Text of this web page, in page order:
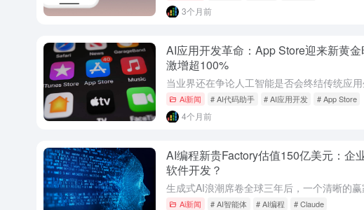
3个月前
AI应用开发革命：App Store迎来新黄
激增超100%
Ai新闻 # AI代码助手 # AI应用开发 # App Store
4个月前
AI编程新贵Factory估值150亿美元：企
软件开发？
Ai新闻 # AI智能体 # AI编程 # Claude